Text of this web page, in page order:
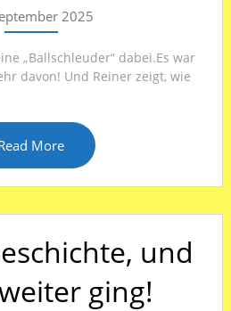
2025
„Ballschleuder“ dabei.Es war
davon! Und Reiner zeigt, wie
More
und
ging!